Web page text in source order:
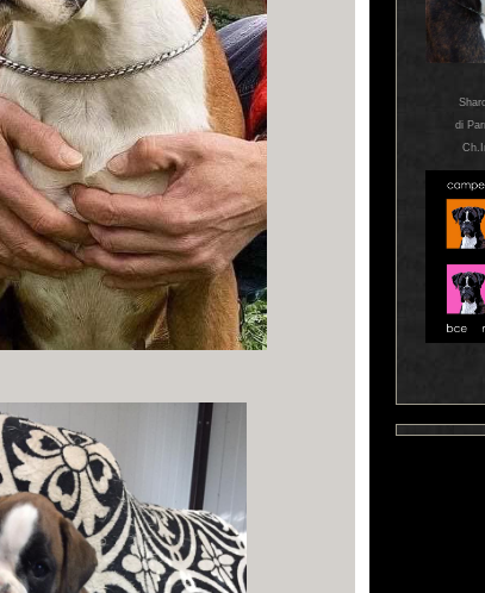
di Parma